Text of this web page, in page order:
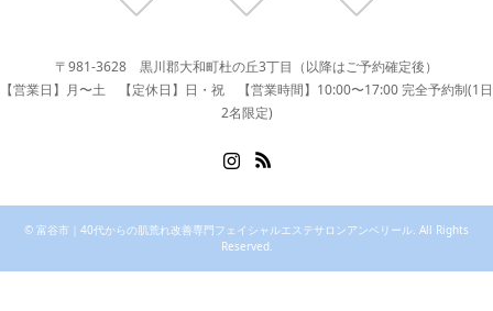
〒981-3628 黒川郡大和町杜の丘3丁目（以降はご予約確定後）
【営業日】月〜土 【定休日】日・祝 【営業時間】10:00〜17:00 完全予約制(1日
2名限定)
© 富谷市｜40代からの肌荒れ改善専門フェイシャルエステサロンアンベリール. All Rights
Reserved.